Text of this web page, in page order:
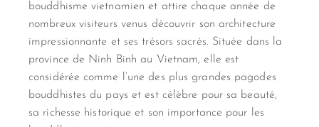
bouddhisme vietnamien et attire chaque année de
nombreux visiteurs venus découvrir son architecture
impressionnante et ses trésors sacrés. Située dans la
province de Ninh Binh au Vietnam, elle est
considérée comme l’une des plus grandes pagodes
bouddhistes du pays et est célèbre pour sa beauté,
sa richesse historique et son importance pour les